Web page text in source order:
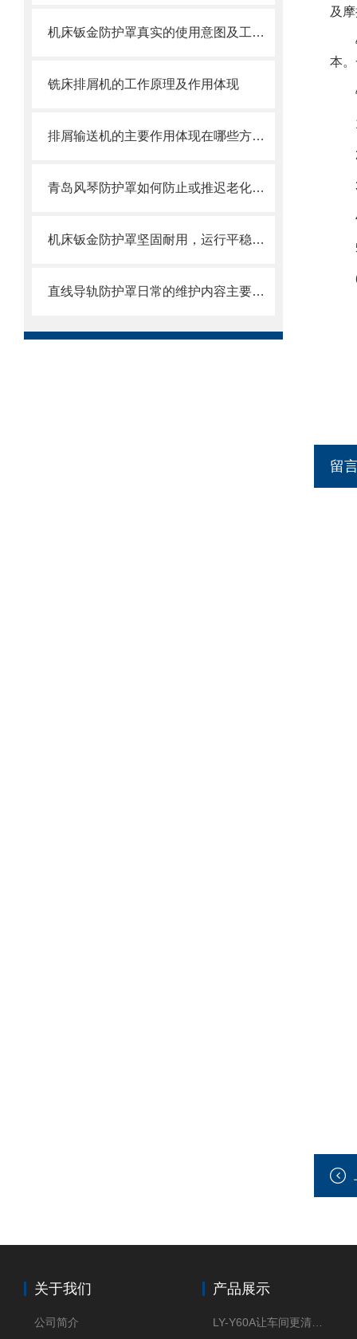
机床钣金防护罩真实的使用意图及工艺过程是怎么样的
铣床排屑机的工作原理及作用体现
排屑输送机的主要作用体现在哪些方面？
青岛风琴防护罩如何防止或推迟老化，两方面工作要做好
机床钣金防护罩坚固耐用，运行平稳，噪音小
直线导轨防护罩日常的维护内容主要包括哪些方面
及
本
留
关于我们
公司简介
产品展示